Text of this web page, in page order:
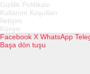
Gizlilik Politikası
Kullanım Koşulları
İletişim
Künye
Facebook X WhatsApp
Başa dön tuşu